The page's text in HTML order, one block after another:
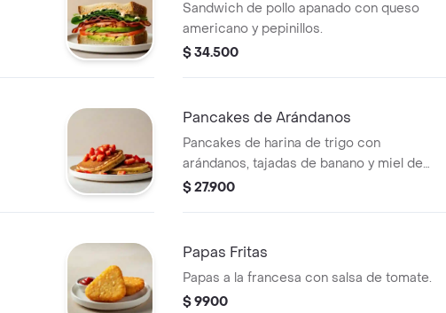
Sandwich de pollo apanado con queso
americano y pepinillos.
$ 34.500
Pancakes de Arándanos
Pancakes de harina de trigo con
arándanos, tajadas de banano y miel de
maple.
$ 27.900
Papas Fritas
Papas a la francesa con salsa de tomate.
$ 9900